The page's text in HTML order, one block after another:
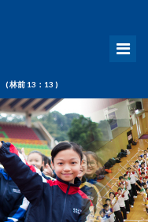
( 林前 13：13 )